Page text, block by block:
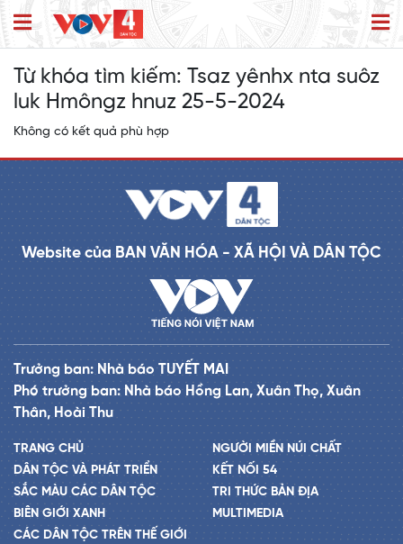
Từ khóa tìm kiếm: Tsaz yênhx nta suôz
luk Hmôngz hnuz 25-5-2024
Không có kết quả phù hợp
Website của BAN VĂN HÓA - XÃ HỘI VÀ DÂN TỘC
Trưởng ban: Nhà báo TUYẾT MAI
Phó trưởng ban: Nhà báo Hồng Lan, Xuân Thọ, Xuân
Thân, Hoài Thu
TRANG CHỦ
DÂN TỘC VÀ PHÁT TRIỂN
SẮC MÀU CÁC DÂN TỘC
BIÊN GIỚI XANH
CÁC DÂN TỘC TRÊN THẾ GIỚI
NGƯỜI MIỀN NÚI CHẤT
KẾT NỐI 54
TRI THỨC BẢN ĐỊA
MULTIMEDIA